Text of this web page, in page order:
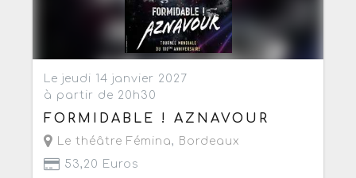
Le jeudi 14 janvier 2027
à partir de 20h30
FORMIDABLE ! AZNAVOUR
Le théâtre Fémina, Bordeaux
53,20 Euros